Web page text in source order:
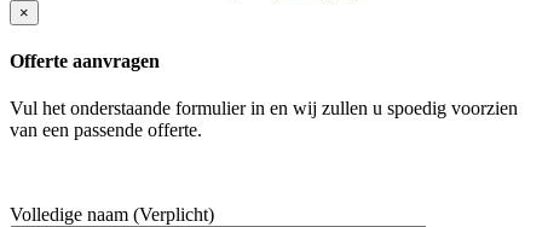
×
Offerte aanvragen
Vul het onderstaande formulier in en wij zullen u spoedig voorzien
van een passende offerte.
Volledige naam (Verplicht)